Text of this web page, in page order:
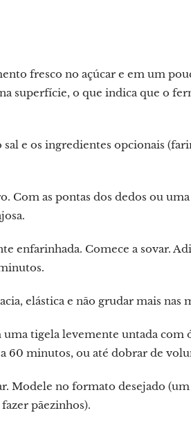
fresco no açúcar e em um
superfície, o que indica que o
e os ingredientes opcionais
Com as pontas dos dedos ou
enfarinhada. Comece a sovar.
elástica e não grudar mais nas
tigela levemente untada com
60 minutos, ou até dobrar de
Modele no formato desejado
pãezinhos).